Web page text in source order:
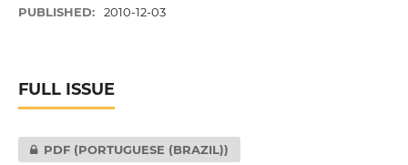
PUBLISHED: 2010-12-03
FULL ISSUE
PDF (PORTUGUESE (BRAZIL))